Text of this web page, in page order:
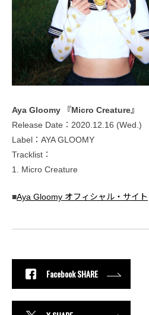
Aya Gloomy 『Micro Creature』
Release Date：2020.12.16 (Wed.)
Label：AYA GLOOMY
Tracklist：
1. Micro Creature
■Aya Gloomy オフィシャル・サイト
Facebook SHARE